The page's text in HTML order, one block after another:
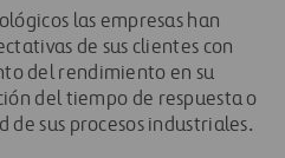
las empresas han
de sus clientes con
del rendimiento en su
del tiempo de respuesta o
sus procesos industriales.